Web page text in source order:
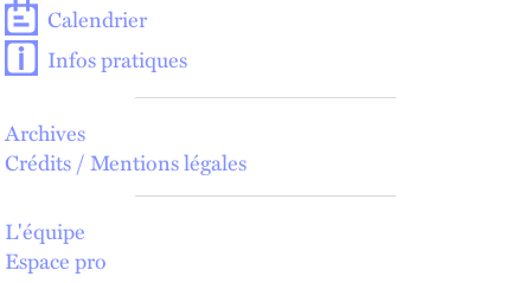
Calendrier
Infos pratiques
Archives
Crédits / Mentions légales
L'équipe
Espace pro